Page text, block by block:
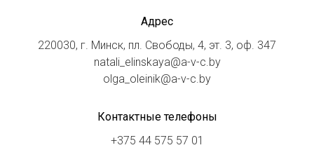
Адрес
220030, г. Минск, пл. Свободы, 4, эт. 3, оф. 347
natali_elinskaya@a-v-c.by
olga_oleinik@a-v-c.by
Контактные телефоны
+375 44 575 57 01